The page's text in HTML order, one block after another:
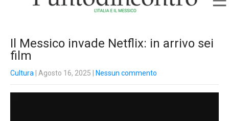
Il Messico invade Netflix: in arrivo sei
film
Cultura | Agosto 16, 2025 Nessun commento